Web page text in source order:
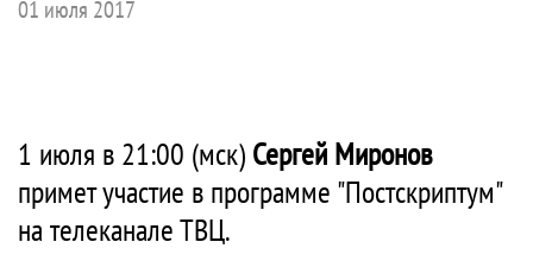
01 июля 2017
1 июля в 21:00 (мск) Сергей Миронов
примет участие в программе "Постскриптум"
на телеканале ТВЦ.